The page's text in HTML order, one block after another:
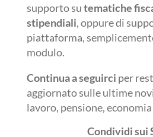
supporto sutematiche
stipendiali, oppure di
piattaforma,
modulo.
Continua a seguirci per
aggiornato sulle ultime
lavoro, pensione,
Condividi sui